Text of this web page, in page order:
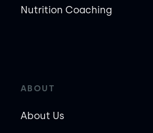
Nutrition Coaching
ABOUT
About Us